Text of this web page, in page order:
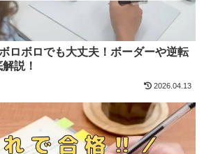
ロボロでも大丈夫！ボーダーや逆転
説！
2026.04.13